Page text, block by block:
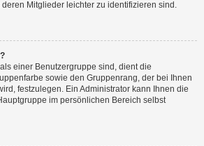
Mitglieder leichter zu identifizieren sind.
einer Benutzergruppe sind, dient die
sowie den Gruppenrang, der bei Ihnen
festzulegen. Ein Administrator kann Ihnen die
im persönlichen Bereich selbst